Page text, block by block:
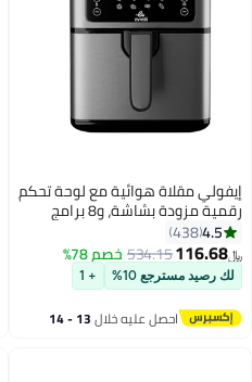
إيفولي مقلاة هوائية مع لوحة تحكم
رقمية مزودة بشاشة، و8 برامج
مسبقة الضبط، ووظيفة تسخين
مسبق مدمجة 5.5 L 1700 W
EVKA-AF5508D أسود
4.5
438
﷼‏116.68
534.15خصم 78%
لك رصيد مسترجع 10% + 1
احصل عليه خلال 13 - 14